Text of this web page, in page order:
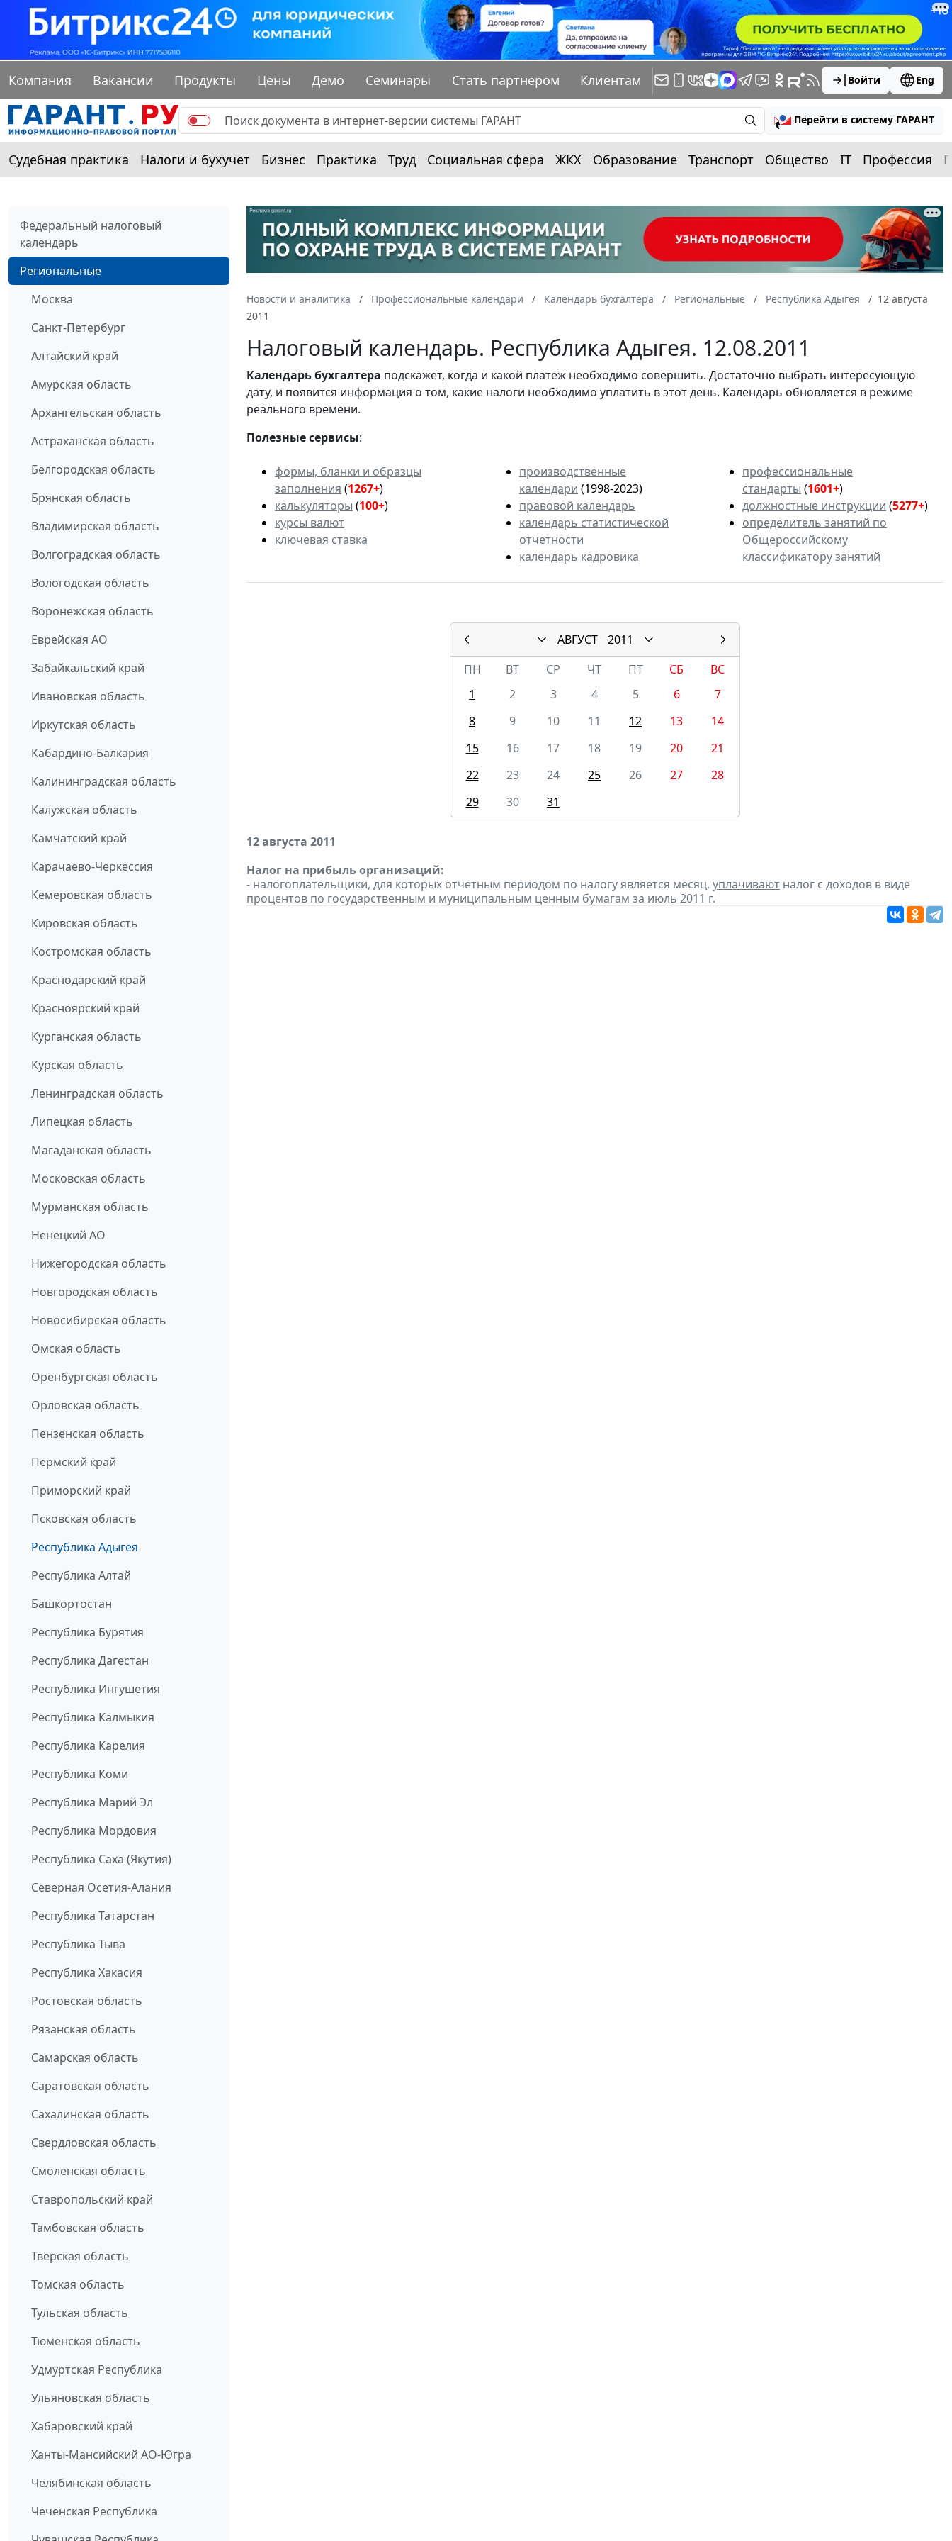
Компания Вакансии Продукты Цены Демо Семинары Стать партнером Клиентам Войти Eng
Перейти в систему ГАРАНТ
Судебная практика Налоги и бухучет Бизнес Практика Труд Социальная сфера ЖКХ Образование Транспорт Общество IT Профессия
Федеральный налоговый
календарь
Региональные
Москва
Санкт-Петербург
Алтайский край
Амурская область
Архангельская область
Астраханская область
Белгородская область
Брянская область
Владимирская область
Волгоградская область
Вологодская область
Воронежская область
Еврейская АО
Забайкальский край
Ивановская область
Иркутская область
Кабардино-Балкария
Калининградская область
Калужская область
Камчатский край
Карачаево-Черкессия
Кемеровская область
Кировская область
Костромская область
Краснодарский край
Красноярский край
Курганская область
Курская область
Ленинградская область
Липецкая область
Магаданская область
Московская область
Мурманская область
Ненецкий АО
Нижегородская область
Новгородская область
Новосибирская область
Омская область
Оренбургская область
Орловская область
Пензенская область
Пермский край
Приморский край
Псковская область
Республика Адыгея
Республика Алтай
Башкортостан
Республика Бурятия
Республика Дагестан
Республика Ингушетия
Республика Калмыкия
Республика Карелия
Республика Коми
Республика Марий Эл
Республика Мордовия
Республика Саха (Якутия)
Северная Осетия-Алания
Республика Татарстан
Республика Тыва
Республика Хакасия
Ростовская область
Рязанская область
Самарская область
Саратовская область
Сахалинская область
Свердловская область
Смоленская область
Ставропольский край
Тамбовская область
Тверская область
Томская область
Тульская область
Тюменская область
Удмуртская Республика
Ульяновская область
Хабаровский край
Ханты-Мансийский АО-Югра
Челябинская область
Чеченская Республика
Новости и аналитика Профессиональные календари Календарь бухгалтера Региональные Республика Адыгея
12 августа
2011
Налоговый календарь. Республика Адыгея. 12.08.2011
Календарьбухгалтера подскажет, когда и какой платеж необходимо совершить. Достаточно выбрать интересующую
дату, и появится информация о том, какие налоги необходимо уплатить в этот день. Календарь обновляется в режиме
реального времени.
Полезные сервисы:
формы, бланки и образцы
заполнения (1267+)
калькуляторы (100+)
курсы валют
ключевая ставка
производственные
календари (1998-2023)
правовой календарь
календарь статистической
отчетности
календарь кадровика
профессиональные
стандарты (1601+)
должностные инструкции (5277+)
определитель занятий по
Общероссийскому
классификатору занятий
АВГУСТ
2011
ПН
ВТ СР ЧТ ПТ СБ
ВС
1
2 3 4 5 6
7
8
9 10 11 12 13
14
15
16 17 18 19 20
21
22
23 24 25 26 27
28
29
30 31
12 августа 2011
Налог на прибыль организаций:
- налогоплательщики, для которых отчетным периодом по налогу является месяц, уплачивают налог с доходов в виде
процентов по государственным и муниципальным ценным бумагам за июль 2011 г.